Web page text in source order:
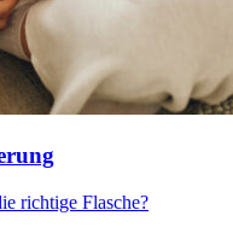
richtige Flasche?